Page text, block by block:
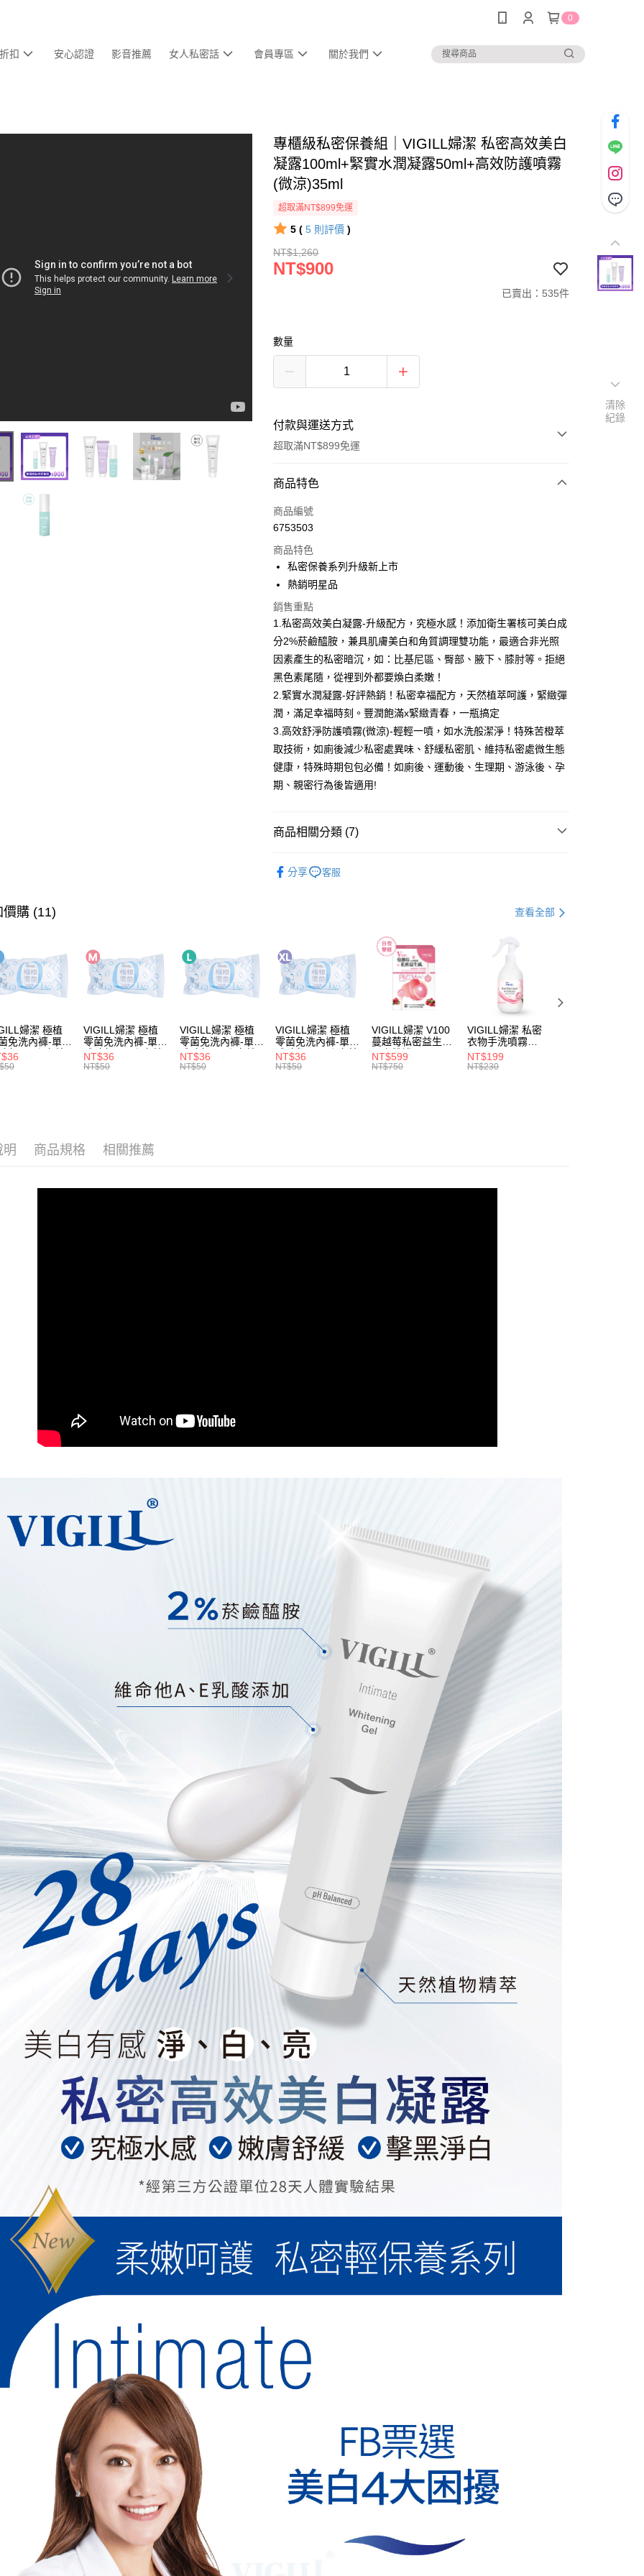
0
扣 安心認證 影音推薦 女人私密話 會員專區 關於我們
專櫃級私密保養組｜VIGILL婦潔 私密高效美白
凝露100ml+緊實水潤凝露50ml+高效防護噴霧
(微涼)35ml
超取滿NT$899免運
5 ( 5 則評價 )
NT$1,260
NT$900
已賣出：535件
數量
付款與運送方式
超取滿NT$899免運
付款方式
信用卡一次付款
LINE Pay
Apple Pay
街口支付
悠遊付
全盈+PAY
大哥付你分期
相關說明
【大哥付你分期使用說明】
1.本服務由台灣大哥大提供，台灣大哥大用戶可立即使用無須另外申請。
2.付款方式選擇「大哥付你分期」，訂單成立後會自動跳轉到大哥付的交易
流程，驗證手機門號後，選擇欲分期的期數、繳款截止日，確認付款後即
4.訂單成立30分鐘內，如未前往確認交易或遇審核未通過，訂單將自動取
【繳款方式說明】
2.透過簡訊連結打開帳單後，可選擇「超商條碼／台灣大直營門市／銀行轉
1.本服務係由「台灣大哥大股份有限公司」（以下簡稱本公司）所提供，讓
用戶於交易時，得透過本服務購買商品或服務，並由商店將買賣／分期付
款買賣價金債權讓與本公司後，依約使用本公司帳單繳交帳款。
2.基於同意付款使用「大哥付你分期」之契約關係目的，商店將以您的個人
資料（包含姓名、電話或地址）提供予台灣大哥大進項蒐集、處理及利
用，由本公司與您本人進行分期帳單所需資料之確認、核對及更正。
3.完整用戶服務條款，請詳閱以下連結：https://oppay.tw/userRule
AFTEE先享後付
相關說明
１．簡單：不需註冊會員、不需綁卡、不需儲值。
３．收到繳費通知簡訊後14天內，點擊此簡訊中的連結，可透過四大超商
／ATM／網路銀行／等多元方式進行付款，方視為交易完成。
※ 請注意：結帳手續完成當下不需立刻繳費，但若您需要取消訂單，請聯
絡購買商品的店家。未經商家同意取消之訂單仍視為有效，需透過AFTEE
先享後付繳納相關費用。
※ 交易是否成功請以「AFTEE先享後付 」之結帳頁面顯示為準，若有關於
是否繳費成功／繳費後需取消欲退款等相關疑問，請聯繫「AFTEE先享後
付客戶支援中心」https://netprotections.freshdesk.com/support/home
【注意事項】
１．透過由恩沛科技股份有限公司提供之「AFTEE先享後付」服務完成之
全家取貨付款
每筆NT$65，滿NT$899(含以上)免運費
宅配
每筆NT$85，滿NT$899(含以上)免運費
商品特色
商品編號
6753503
商品特色
私密保養系列升級新上市
熱銷明星品
銷售重點
1.私密高效美白凝露-升級配方，究極水感！添加衛生署核可美白成
分2%菸鹼醯胺，兼具肌膚美白和角質調理雙功能，最適合非光照
因素產生的私密暗沉，如：比基尼區、臀部、腋下、膝肘等。拒絕
黑色素尾隨，從裡到外都要煥白柔嫩！
2.緊實水潤凝露-好評熱銷！私密幸福配方，天然植萃呵護，緊緻彈
潤，滿足幸福時刻。豐潤飽滿x緊緻青春，一瓶搞定
3.高效舒淨防護噴霧(微涼)-輕輕一噴，如水洗般潔淨！特殊苦橙萃
取技術，如廁後減少私密處異味、舒緩私密肌、維持私密處微生態
健康，特殊時期包包必備！如廁後、運動後、生理期、游泳後、孕
期、親密行為後皆適用!
商品相關分類 (7)
🤍水潤嫩白系列
💜緊實澎潤系列
分享 客服
價購 (11) 查看全部
婦潔 極植
免洗內褲-單入
(S) ◇完美
。零束縛◇
VIGILL婦潔 極植
零菌免洗內褲-單入
體驗包(M) ◇完美
服貼。零束縛◇
NT$36
NT$50
VIGILL婦潔 極植
零菌免洗內褲-單入
體驗包(L) ◇完美
服貼。零束縛◇
NT$36
NT$50
VIGILL婦潔 極植
零菌免洗內褲-單入
體驗包(XL) ◇完美
服貼。零束縛◇
NT$36
NT$50
VIGILL婦潔 V100
蔓越莓私密益生菌-
日夜雙護(20+20
粒/盒)
NT$599
NT$750
VIGILL婦潔 私密
衣物手洗噴霧
250ml
NT$199
NT$230
明 商品規格 相關推薦
清除
紀錄